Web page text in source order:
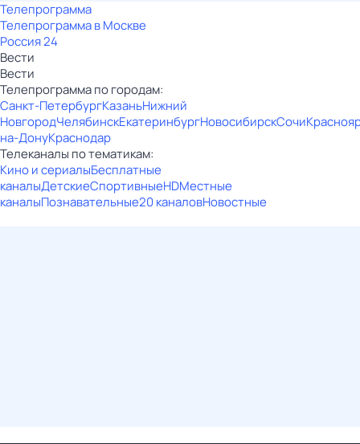
Телепрограмма
Телепрограмма в Москве
Россия 24
Вести
Вести
Телепрограмма по городам:
Санкт-ПетербургКазаньНижний
НовгородЧелябинскЕкатеринбургНовосибирскСочи
на-ДонуКраснодар
Телеканалы по тематикам:
Кино и сериалыБесплатные
каналыДетскиеСпортивныеHDМестные
каналыПознавательные20 каналовНовостные